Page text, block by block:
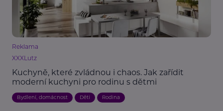
Reklama
XXXLutz
Kuchyně, které zvládnou i chaos. Jak zařídit
moderní kuchyni pro rodinu s dětmi
Bydlení, domácnost Děti Rodina